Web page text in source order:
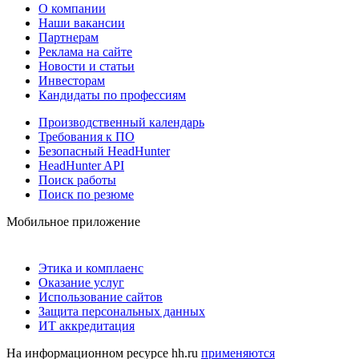
О компании
Наши вакансии
Партнерам
Реклама на сайте
Новости и статьи
Инвесторам
Кандидаты по профессиям
Производственный календарь
Требования к ПО
Безопасный HeadHunter
HeadHunter API
Поиск работы
Поиск по резюме
Мобильное приложение
Этика и комплаенс
Оказание услуг
Использование сайтов
Защита персональных данных
ИТ аккредитация
На информационном ресурсе hh.ru применяются